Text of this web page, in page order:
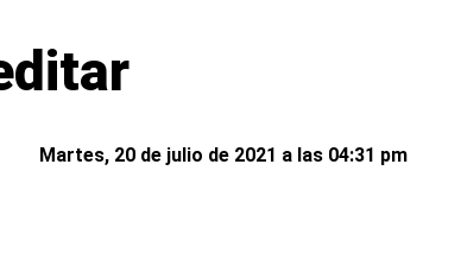
Martes, 20 de julio de 2021 a las 04:31 pm